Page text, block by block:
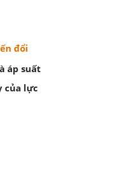
đổi
áp suất
của lực